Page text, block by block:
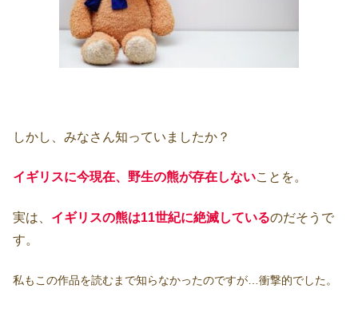
しかし、みなさん知っていましたか？
イギリスに今現在、野生の熊が存在しないことを。
実は、 イギリスの熊は11世紀に絶滅しているのだそうで
す。
私もこの作品を読むまで知らなかったのですが…衝撃的でした。